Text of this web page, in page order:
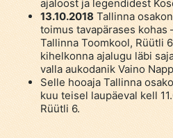
ajaloost ja legendidest
13.10.2018Tallinna
toimus tavapärases kohas
Tallinna Toomkool, Rüütli
kihelkonna ajalugu läbi
valla aukodanik Vaino
Selle hooaja Tallinna
kuu teisel laupäeval kell
Rüütli 6.